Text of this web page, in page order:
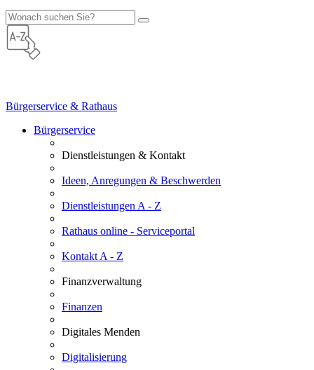
Bürgerservice & Rathaus
Bürgerservice
Dienstleistungen & Kontakt
Ideen, Anregungen & Beschwerden
Dienstleistungen A - Z
Rathaus online - Serviceportal
Kontakt A - Z
Finanzverwaltung
Finanzen
Digitales Menden
Digitalisierung